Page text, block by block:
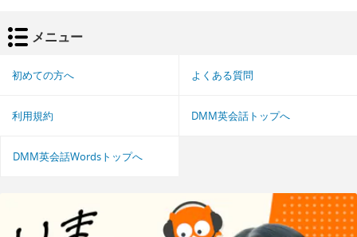
メニュー
初めての方へ よくある質問
利用規約 DMM英会話トップへ
DMM英会話Wordsトップへ